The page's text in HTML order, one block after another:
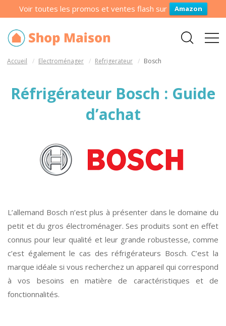
Voir toutes les promos et ventes flash sur Amazon
Accueil Electroménager Refrigerateur Bosch
Réfrigérateur Bosch : Guide
d’achat
L’allemand Bosch n’est plus à présenter dans le domaine du
petit et du gros électroménager. Ses produits sont en effet
connus pour leur qualité et leur grande robustesse, comme
c’est également le cas des réfrigérateurs Bosch. C’est la
marque idéale si vous recherchez un appareil qui correspond
à vos besoins en matière de caractéristiques et de
fonctionnalités.